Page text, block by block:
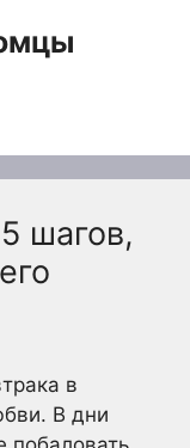
шагов,
в
В дни